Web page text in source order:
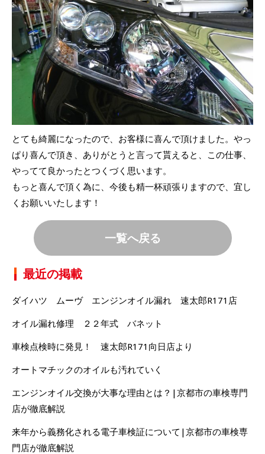
とても綺麗になったので、お客様に喜んで頂けました。やっ
ぱり喜んで頂き、ありがとうと言って貰えると、この仕事、
やってて良かったとつくづく思います。
もっと喜んで頂く為に、今後も精一杯頑張りますので、宜し
くお願いいたします！
一覧へ戻る
最近の掲載
ダイハツ ムーヴ エンジンオイル漏れ 速太郎R171店
オイル漏れ修理 ２２年式 バネット
車検点検時に発見！ 速太郎R171向日店より
オートマチックのオイルも汚れていく
エンジンオイル交換が大事な理由とは？|京都市の車検専門
店が徹底解説
来年から義務化される電子車検証について|京都市の車検専
門店が徹底解説